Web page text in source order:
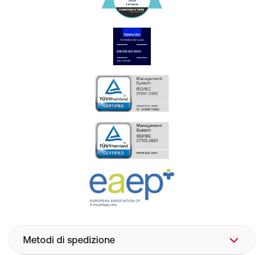
Metodi di spedizione